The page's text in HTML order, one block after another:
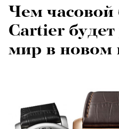
Чем часовой
Cartier будет
мир в новом